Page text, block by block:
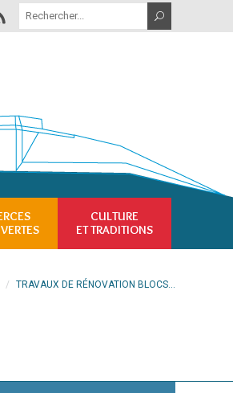
CULTURE
ET TRADITIONS
TRAVAUX DE RÉNOVATION BLOCS...